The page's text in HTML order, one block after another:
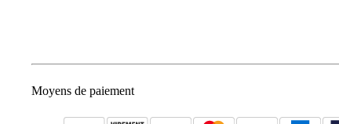
Moyens de paiement